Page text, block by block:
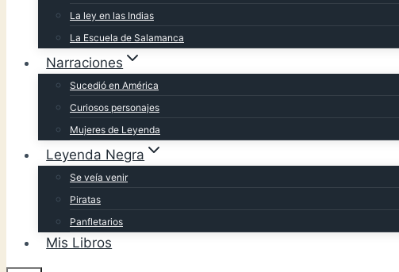
La ley en las Indias
La Escuela de Salamanca
Narraciones
Sucedió en América
Curiosos personajes
Mujeres de Leyenda
Leyenda Negra
Se veía venir
Piratas
Panfletarios
Mis Libros